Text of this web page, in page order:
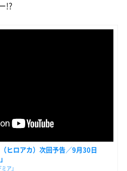
!?
ヒロアカ）次回予告／9月30日
ア』